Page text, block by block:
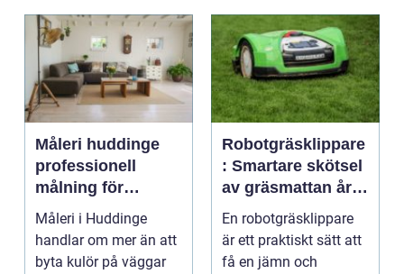
Måleri huddinge
professionell
målning för
hållbara resultat
Måleri i Huddinge
handlar om mer än att
byta kulör på väggar
Robotgräsklippare
: Smartare skötsel
av gräsmattan året
runt
En robotgräsklippare
är ett praktiskt sätt att
få en jämn och